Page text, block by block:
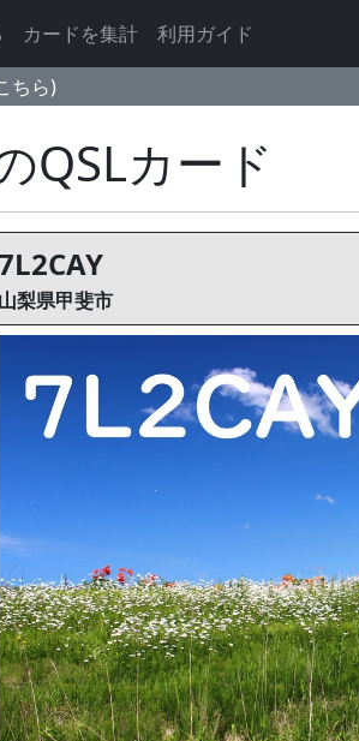
カードを集計
利用ガイド
ちら)
QSLカード
山梨県甲斐市